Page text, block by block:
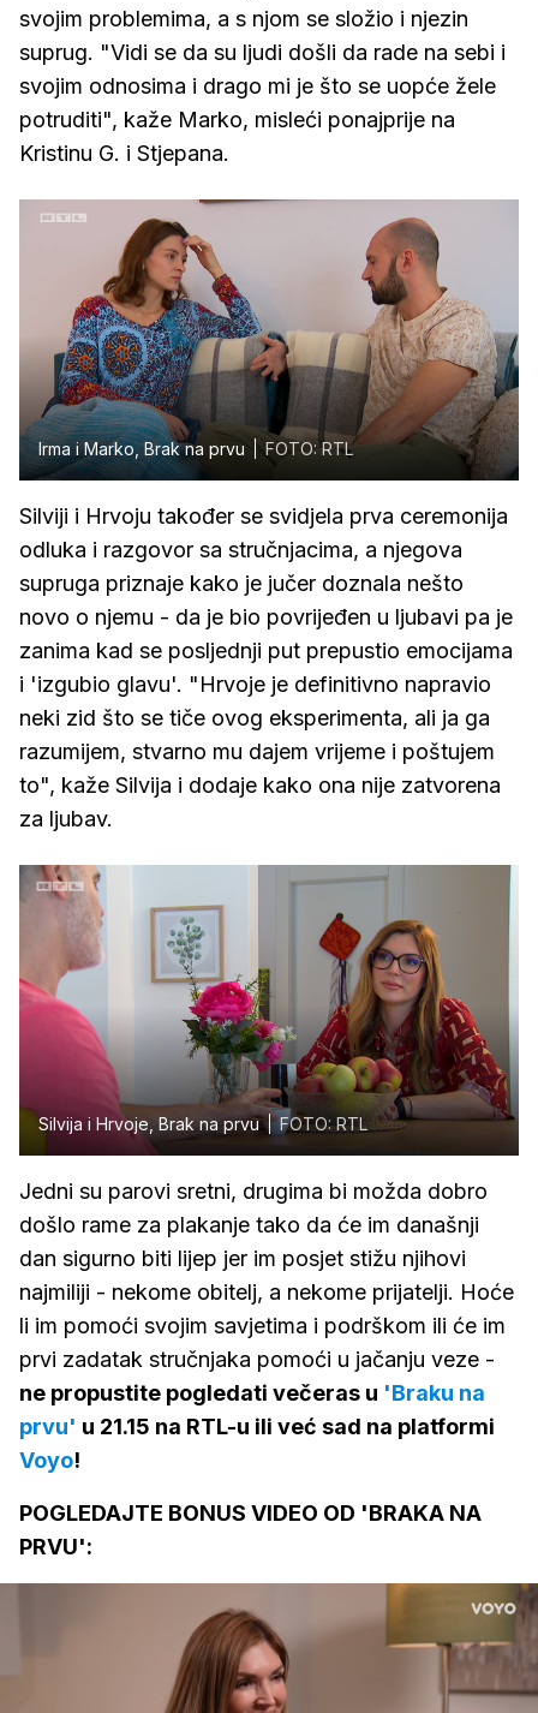
svojim problemima, a s njom se složio i njezin
suprug. "Vidi se da su ljudi došli da rade na sebi i
svojim odnosima i drago mi je što se uopće žele
potruditi", kaže Marko, misleći ponajprije na
Kristinu G. i Stjepana.
Irma i Marko, Brak na prvu FOTO: RTL
Silviji i Hrvoju također se svidjela prva ceremonija
odluka i razgovor sa stručnjacima, a njegova
supruga priznaje kako je jučer doznala nešto
novo o njemu - da je bio povrijeđen u ljubavi pa je
zanima kad se posljednji put prepustio emocijama
i 'izgubio glavu'. "Hrvoje je definitivno napravio
neki zid što se tiče ovog eksperimenta, ali ja ga
razumijem, stvarno mu dajem vrijeme i poštujem
to", kaže Silvija i dodaje kako ona nije zatvorena
za ljubav.
Silvija i Hrvoje, Brak na prvu FOTO: RTL
Jedni su parovi sretni, drugima bi možda dobro
došlo rame za plakanje tako da će im današnji
dan sigurno biti lijep jer im posjet stižu njihovi
najmiliji - nekome obitelj, a nekome prijatelji. Hoće
li im pomoći svojim savjetima i podrškom ili će im
prvi zadatak stručnjaka pomoći u jačanju veze -
ne propustite pogledati večeras u 'Braku na
prvu' u 21.15 na RTL-u ili već sad na platformi
Voyo!
POGLEDAJTE BONUS VIDEO OD 'BRAKA NA
PRVU':